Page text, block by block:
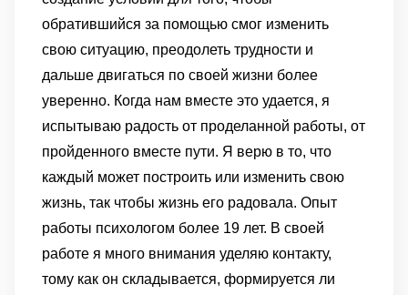
обратившийся за помощью смог изменить
свою ситуацию, преодолеть трудности и
дальше двигаться по своей жизни более
уверенно. Когда нам вместе это удается, я
испытываю радость от проделанной работы, от
пройденного вместе пути. Я верю в то, что
каждый может построить или изменить свою
жизнь, так чтобы жизнь его радовала. Опыт
работы психологом более 19 лет. В своей
работе я много внимания уделяю контакту,
тому как он складывается, формируется ли